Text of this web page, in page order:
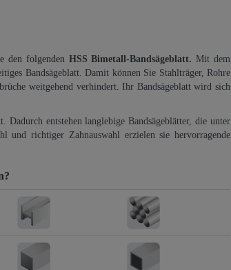
den folgenden HSS Bimetall-Bandsägeblatt. Mit dem
Bandsägeblatt. Damit können Sie Stahlträger, Rohre
weitgehend verhindert. Ihr Bandsägeblatt wird sich
entstehen langlebige Bandsägeblätter, die unter
und richtiger Zahnauswahl erzielen sie hervorragende